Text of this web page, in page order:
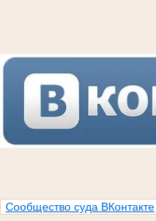
Сообщество суда ВКонтакте